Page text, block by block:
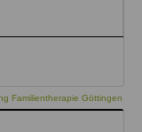
Familientherapie Göttingen